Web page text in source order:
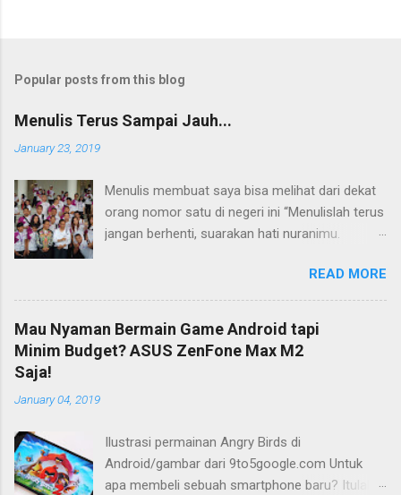
Popular posts from this blog
Menulis Terus Sampai Jauh...
January 23, 2019
Menulis membuat saya bisa melihat dari dekat
orang nomor satu di negeri ini “Menulislah terus
jangan berhenti, suarakan hati nuranimu.
membela dirinya sendiri, biarlah tulisanmu itu
mengikuti takdirnya.” (Buya Hamka) Saya baru
mengenal petikan masyur di atas belakangan,
jauh bertahun-tahun setelah saya bergumul
Yang ada hanya satu: menulis dan terus
menulis. Bisa jadi perkenalan saya dengan dunia
menulis berjalan beriringan dengan ketertarikan
READ MORE
Mau Nyaman Bermain Game Android tapi
Minim Budget? ASUS ZenFone Max M2
Saja!
January 04, 2019
Ilustrasi permainan Angry Birds di
Android/gambar dari 9to5google.com Untuk
apa membeli sebuah smartphone baru? Itulah